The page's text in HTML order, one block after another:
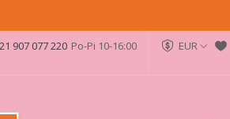
EUR
907 077 220 Po-Pi 10-16:00